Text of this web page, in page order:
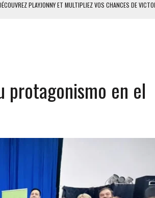
FORTUNE ONLINE E OPORTUNIDADES LUCRATIVAS NO
THOR FORTUNE CASINO ONLINE
ET MULTIPLIEZ VOS CHANCES DE VICTOIRE AISÉMENT
protagonismo en el